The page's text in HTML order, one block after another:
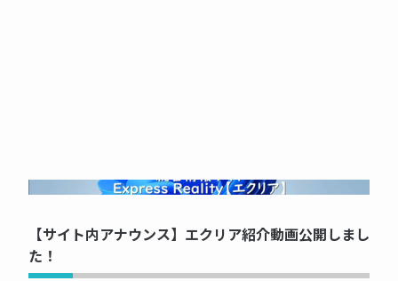
NOW PRINTING...
【サイト内アナウンス】エクリア紹介動画公開しまし
た！